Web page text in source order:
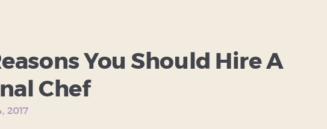
You Should Hire A
Chef
2017